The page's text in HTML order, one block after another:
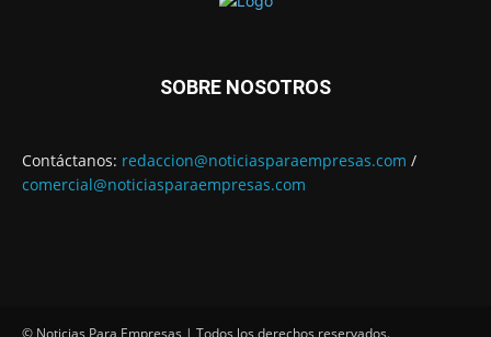
SOBRE NOSOTROS
Contáctanos: redaccion@noticiasparaempresas.com /
comercial@noticiasparaempresas.com
© Noticias Para Empresas | Todos los derechos reservados.